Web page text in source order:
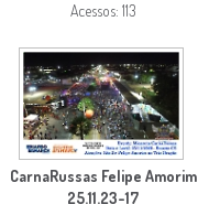
Acessos: 113
CarnaRussas Felipe Amorim
25.11.23-17